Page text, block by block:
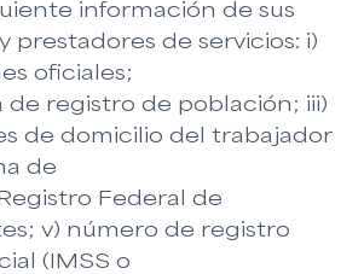
información de sus
prestadores de servicios: i)
oficiales;
de registro de población; iii)
de domicilio del trabajador
de
Federal de
v) número de registro
(IMSS o